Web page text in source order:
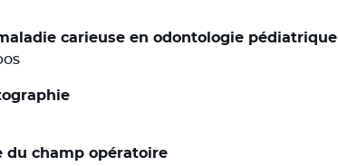
carieuse en odontologie pédiatrique
du champ opératoire